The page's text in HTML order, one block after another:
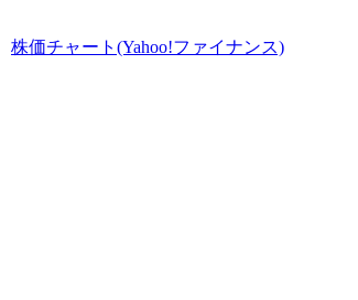
株価チャート(Yahoo!ファイナンス)